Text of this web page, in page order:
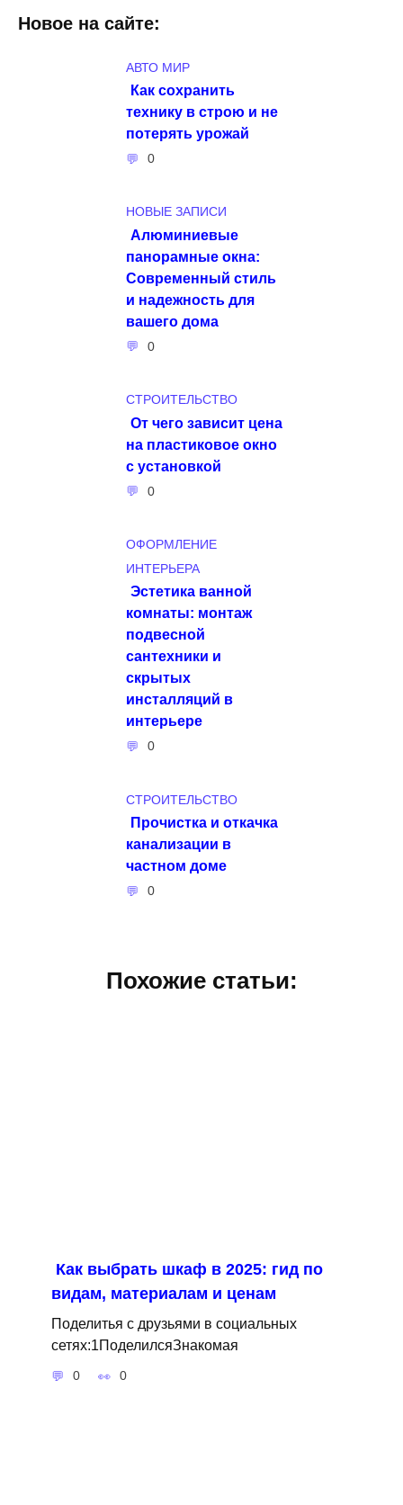
Новое на сайте:
АВТО МИР
Как сохранить
технику в строю и не
потерять урожай
0
НОВЫЕ ЗАПИСИ
Алюминиевые
панорамные окна:
Современный стиль
и надежность для
вашего дома
0
СТРОИТЕЛЬСТВО
От чего зависит цена
на пластиковое окно
с установкой
0
ОФОРМЛЕНИЕ
ИНТЕРЬЕРА
Эстетика ванной
комнаты: монтаж
подвесной
сантехники и
скрытых
инсталляций в
интерьере
0
СТРОИТЕЛЬСТВО
Прочистка и откачка
канализации в
частном доме
0
Похожие статьи:
Как выбрать шкаф в 2025: гид по
видам, материалам и ценам
Поделитья с друзьями в социальных
сетях:1ПоделилсяЗнакомая
0 0